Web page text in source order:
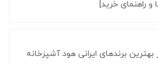
راهنمای خرید]
بهترین برندهای ایرانی هود آشپزخانه